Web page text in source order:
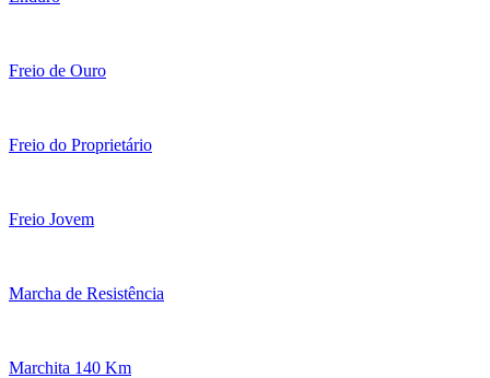
Freio de Ouro
Freio do Proprietário
Freio Jovem
Marcha de Resistência
Marchita 140 Km